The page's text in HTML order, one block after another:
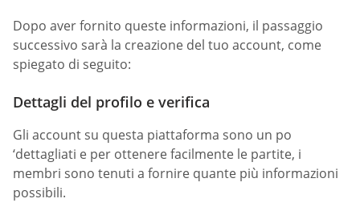
Dopo aver fornito queste informazioni, il passaggio
successivo sarà la creazione del tuo account, come
spiegato di seguito:
Dettagli del profilo e verifica
Gli account su questa piattaforma sono un po
‘dettagliati e per ottenere facilmente le partite, i
membri sono tenuti a fornire quante più informazioni
possibili.